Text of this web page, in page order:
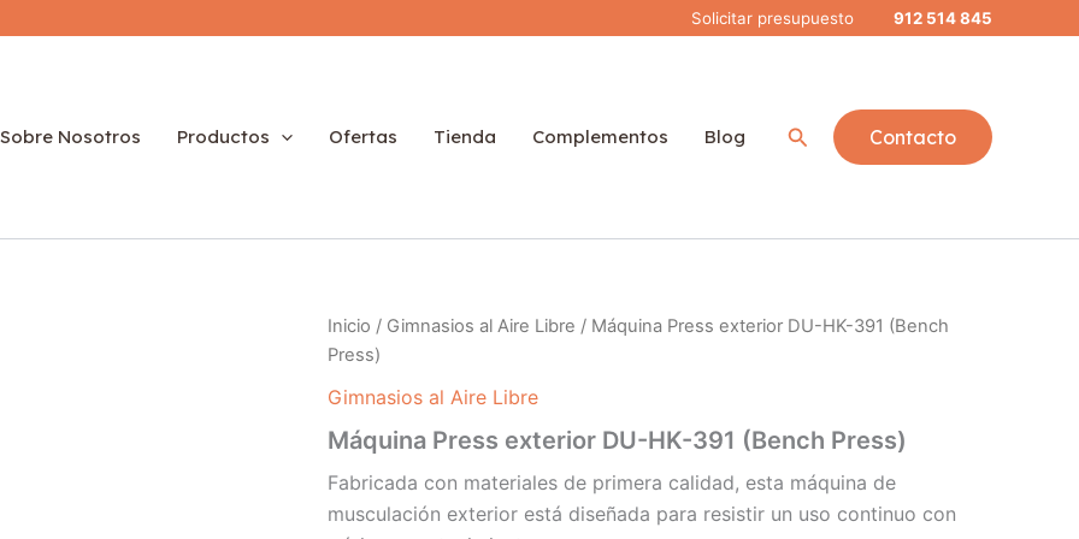
Solicitar presupuesto 912 514 845
Sobre Nosotros Productos Ofertas Tienda Complementos Blog Buscar Contacto
Inicio / Gimnasios al Aire Libre / Máquina Press exterior DU-HK-391 (Bench
Press)
Gimnasios al Aire Libre
Máquina Press exterior DU-HK-391 (Bench Press)
Fabricada con materiales de primera calidad, esta máquina de
musculación exterior está diseñada para resistir un uso continuo con